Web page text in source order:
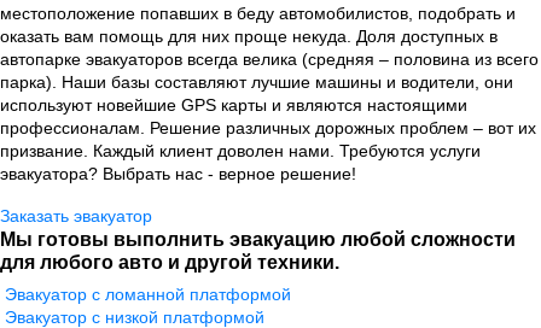
местоположение попавших в беду автомобилистов, подобрать и
оказать вам помощь для них проще некуда. Доля доступных в
автопарке эвакуаторов всегда велика (средняя – половина из всего
парка). Наши базы составляют лучшие машины и водители, они
используют новейшие GPS карты и являются настоящими
профессионалам. Решение различных дорожных проблем – вот их
призвание. Каждый клиент доволен нами. Требуются услуги
эвакуатора? Выбрать нас - верное решение!
Заказать эвакуатор
Мы готовы выполнить эвакуацию любой сложности
для любого авто и другой техники.
Эвакуатор с ломанной платформой
Эвакуатор с низкой платформой